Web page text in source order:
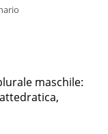
maschile: